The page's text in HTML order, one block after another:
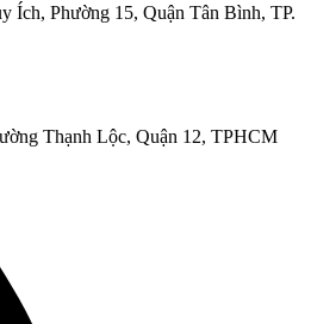
Ích, Phường 15, Quận Tân Bình, TP.
Thạnh Lộc, Quận 12, TPHCM